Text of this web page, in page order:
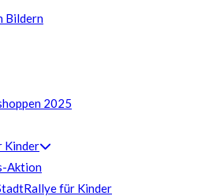
Bildern
2025
Kinder
Aktion
für Kinder